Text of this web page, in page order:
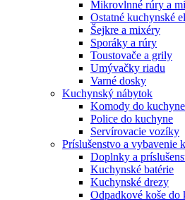
Mikrovlnné rúry a
Ostatné kuchynské
Šejkre a mixéry
Sporáky a rúry
Toustovače a grily
Umývačky riadu
Varné dosky
Kuchynský nábytok
Komody do kuchyne
Police do kuchyne
Servírovacie vozíky
Príslušenstvo a vybavenie
Doplnky a
Kuchynské batérie
Kuchynské drezy
Odpadkové koše do